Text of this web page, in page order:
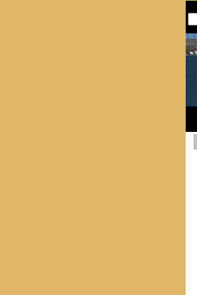
של אתרי ביטוח